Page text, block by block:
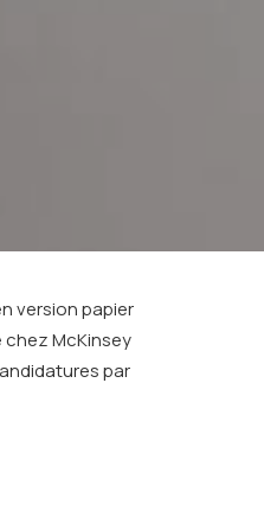
version papier
McKinsey
par